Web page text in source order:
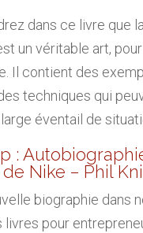
dans ce livre que la
un véritable art,
Il contient des
techniques qui
éventail de
:
Nike – Phil
biographie dans
livres pour